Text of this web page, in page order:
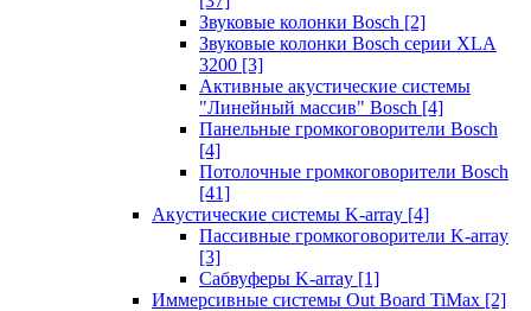
Звуковые колонки Bosch [2]
Звуковые колонки Bosch серии XLA
3200 [3]
Активные акустические системы
"Линейный массив" Bosch [4]
Панельные громкоговорители Bosch
[4]
Потолочные громкоговорители Bosch
[41]
Акустические системы K-array [4]
Пассивные громкоговорители K-array
[3]
Сабвуферы K-array [1]
Иммерсивные системы Out Board TiMax [2]